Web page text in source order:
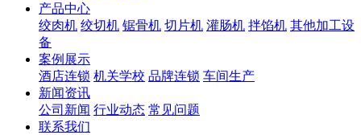
产品中心
绞肉机 绞切机 锯骨机 切片机 灌肠机 拌馅机 其他加工设
备
案例展示
酒店连锁 机关学校 品牌连锁 车间生产
新闻资讯
公司新闻 行业动态 常见问题
联系我们